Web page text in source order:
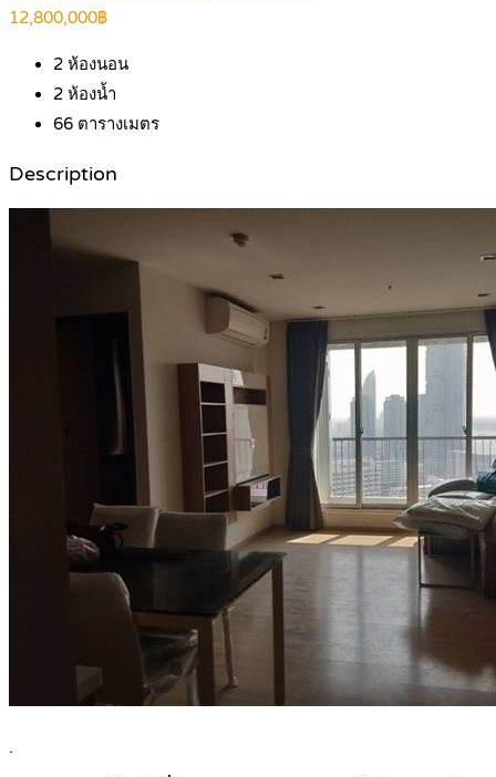
12,800,000฿
2 ห้องนอน
2 ห้องน้ำ
66 ตารางเมตร
Description
.